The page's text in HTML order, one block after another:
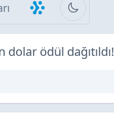
dolar ödül dağıtıldı!